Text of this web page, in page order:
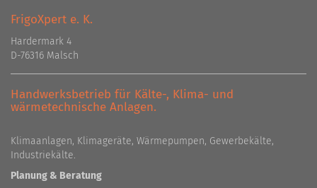
FrigoXpert e. K.
Hardermark 4
D-76316 Malsch
Handwerksbetrieb für Kälte-, Klima- und
wärmetechnische Anlagen.
Klimaanlagen, Klimageräte, Wärmepumpen, Gewerbekälte,
Industriekälte.
Planung & Beratung